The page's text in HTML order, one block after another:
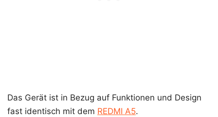
Das Gerät ist in Bezug auf Funktionen und Design
fast identisch mit dem REDMI A5.